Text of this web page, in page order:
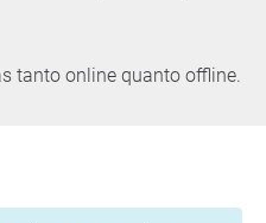
tanto online quanto offline.